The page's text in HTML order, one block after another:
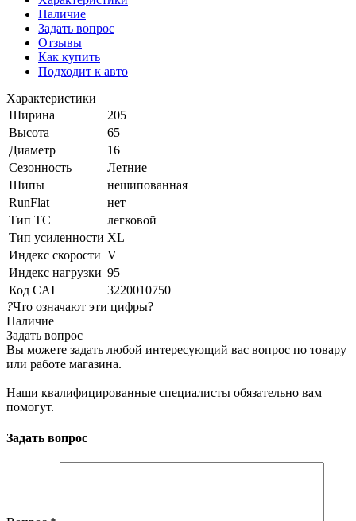
Наличие
Задать вопрос
Отзывы
Как купить
Подходит к авто
Характеристики
Ширина
205
Высота
65
Диаметр
16
Сезонность
Летние
Шипы
нешипованная
RunFlat
нет
Тип ТС
легковой
Тип усиленности XL
Индекс скорости V
Индекс нагрузки 95
Код CAI
3220010750
?Что означают эти цифры?
Наличие
Задать вопрос
Вы можете задать любой интересующий вас вопрос по товару
или работе магазина.
Наши квалифицированные специалисты обязательно вам
помогут.
Задать вопрос